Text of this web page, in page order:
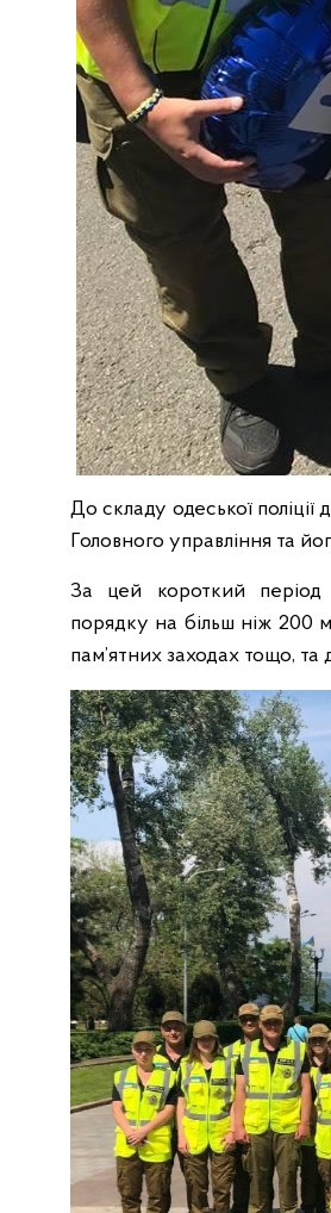
До складу одеської поліції
Головного управління та
За цей короткий період
порядку на більш ніж 200
пам’ятних заходах тощо,